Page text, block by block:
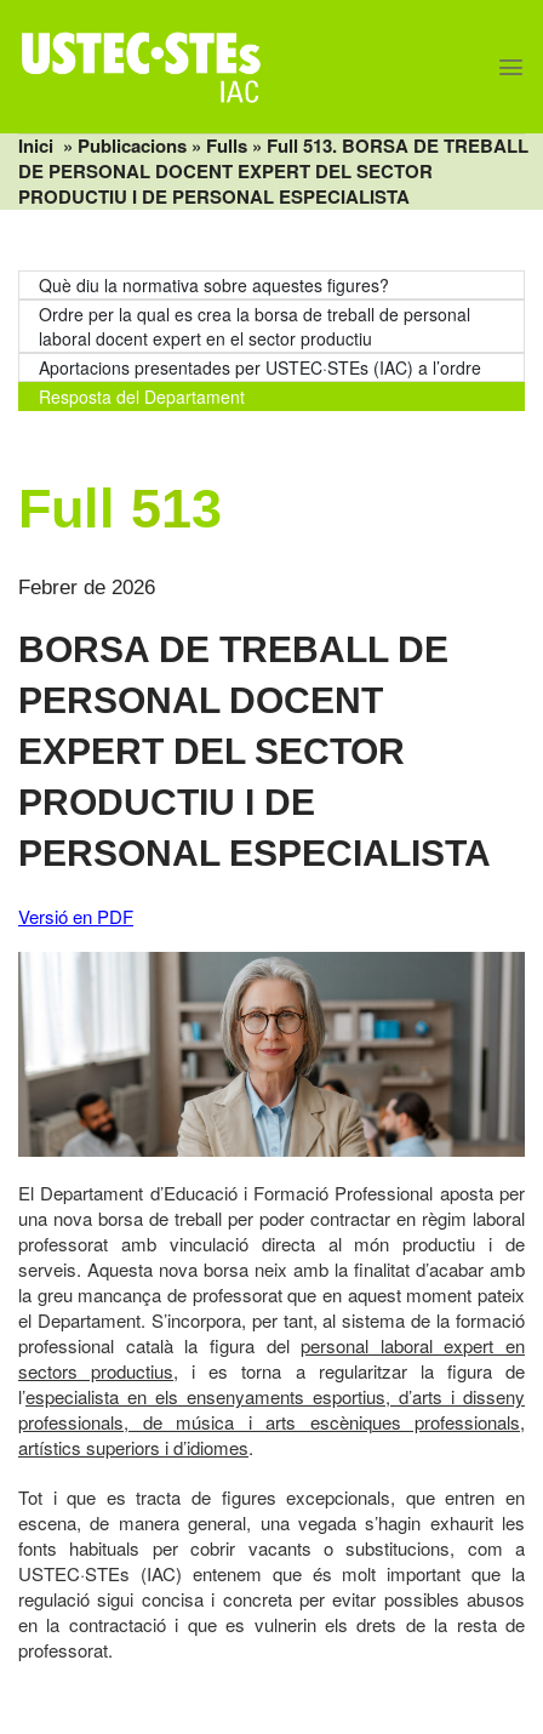
content
Inici » Publicacions » Fulls » Full 513. BORSA DE TREBALL
DE PERSONAL DOCENT EXPERT DEL SECTOR
PRODUCTIU I DE PERSONAL ESPECIALISTA
Què diu la normativa sobre aquestes figures?
Ordre per la qual es crea la borsa de treball de personal
laboral docent expert en el sector productiu
Aportacions presentades per USTEC·STEs (IAC) a l’ordre
Resposta del Departament
Full 513
Febrer de 2026
BORSA DE TREBALL DE
PERSONAL DOCENT
EXPERT DEL SECTOR
PRODUCTIU I DE
PERSONAL ESPECIALISTA
Versió en PDF
El Departament d’Educació i Formació Professional aposta per
una nova borsa de treball per poder contractar en règim laboral
professorat amb vinculació directa al món productiu i de
serveis. Aquesta nova borsa neix amb la finalitat d’acabar amb
la greu mancança de professorat que en aquest moment pateix
el Departament. S’incorpora, per tant, al sistema de la formació
professional català la figura delpersonal laboral expert en
sectors productius, i es torna a regularitzar la figura de
l’especialista en els ensenyaments esportius, d’arts i disseny
professionals, de música i arts escèniques professionals,
artístics superiors i d’idiomes.
Tot i que es tracta de figures excepcionals, que entren en
escena, de manera general, una vegada s’hagin exhaurit les
fonts habituals per cobrir vacants o substitucions, com a
USTEC·STEs (IAC) entenem que és molt important que la
regulació sigui concisa i concreta per evitar possibles abusos
en la contractació i que es vulnerin els drets de la resta de
professorat.